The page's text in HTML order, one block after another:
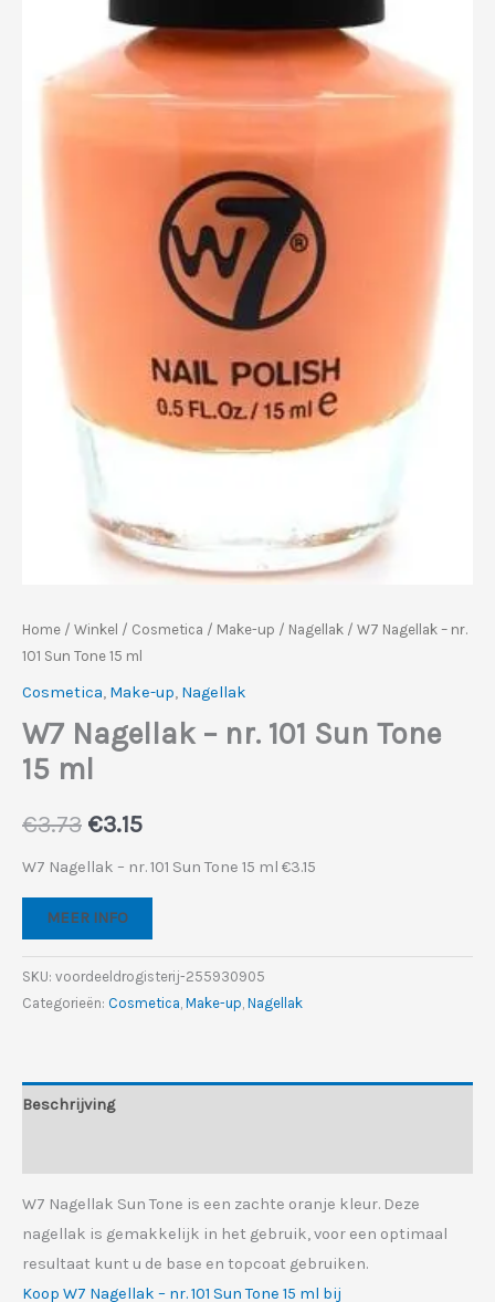
Home / Winkel / Cosmetica / Make-up / Nagellak / W7 Nagellak – nr.
101 Sun Tone 15 ml
Cosmetica, Make-up, Nagellak
W7 Nagellak – nr. 101 Sun Tone
15 ml
€3.73 Oorspronkelijke
prijs
was:
€3.73.
€3.15Huidige
prijs
€3.15.
W7 Nagellak – nr. 101 Sun Tone 15 ml €3.15
MEER INFO
SKU: voordeeldrogisterij-255930905
Categorieën: Cosmetica, Make-up, Nagellak
Beschrijving
W7 Nagellak Sun Tone is een zachte oranje kleur. Deze
nagellak is gemakkelijk in het gebruik, voor een optimaal
resultaat kunt u de base en topcoat gebruiken.
Koop W7 Nagellak – nr. 101 Sun Tone 15 ml bij